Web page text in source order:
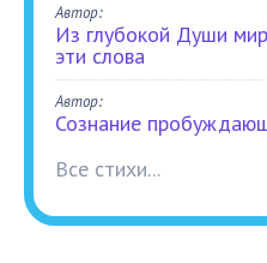
Автор:
Из глубокой Души
эти слова
Автор:
Сознание
Все стихи...